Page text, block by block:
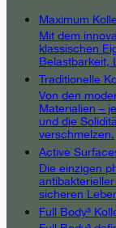
Maximum
Mit dem
klassischen
Belastbarkeit,
Traditionelle
Von den
Materialien –
und die
verschmelzen.
Active
Die einzigen
sicheren
Full Body³